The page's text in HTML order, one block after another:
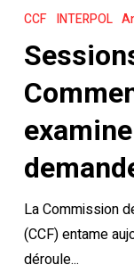
de
CCF
:
INTERPOL
examine
décide
des
demandes
CCF INTERPOL
La Commission
(CCF) entame
déroule...